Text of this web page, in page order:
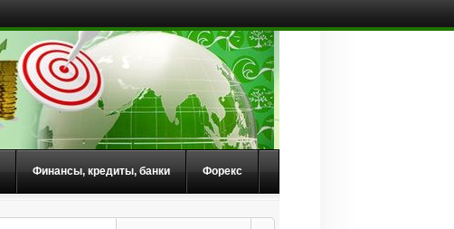
Финансы, кредиты, банки Форекс